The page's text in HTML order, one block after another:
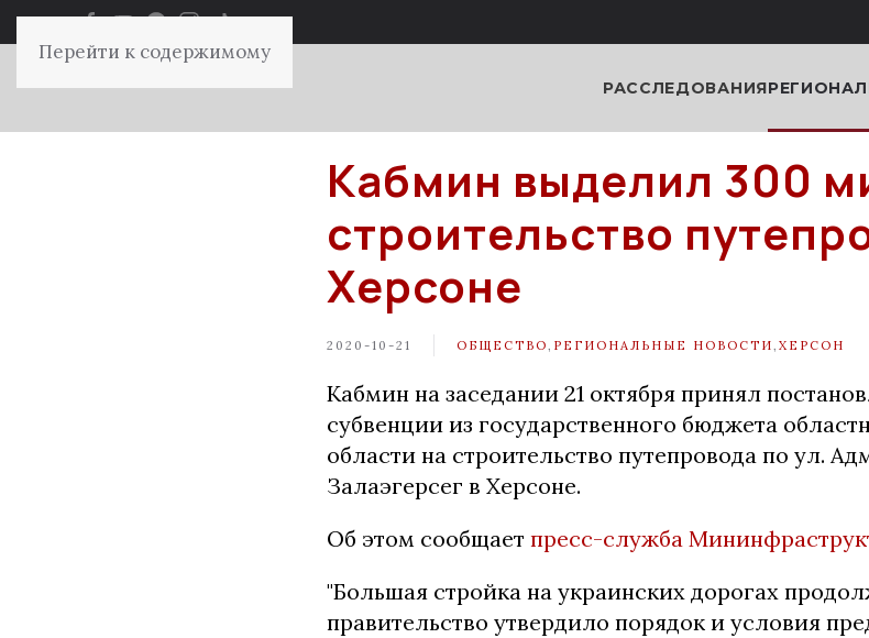
Перейти к содержимому
РАССЛЕДОВАНИЯ
Кабмин выделил 300
строительство
Херсоне
2020-10-21 ОБЩЕСТВО РЕГИОНАЛЬНЫЕ НОВОСТИ ХЕРСОН
Кабмин на заседании 21 октября принял
субвенции из государственного бюджета
области на строительство путепровода по ул.
Залаэгерсег в Херсоне.
Об этом сообщает пресс-служба
"Большая стройка на украинских дорогах
правительство утвердило порядок и условия